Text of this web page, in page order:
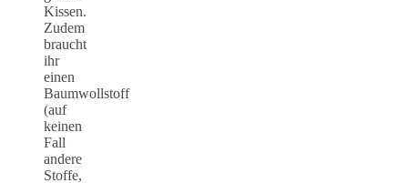
Kissen.
Zudem
braucht
ihr
einen
Baumwollstoff
(auf
keinen
Fall
andere
Stoffe,